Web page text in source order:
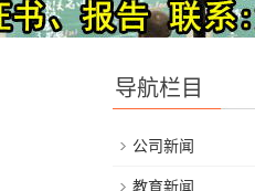
导航栏目
公司新闻
教育新闻